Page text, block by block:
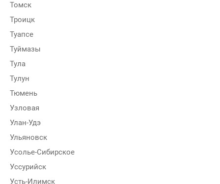
Томск
Троицк
Туапсе
Туймазы
Тула
Тулун
Тюмень
Узловая
Улан-Удэ
Ульяновск
Усолье-Сибирское
Уссурийск
Усть-Илимск